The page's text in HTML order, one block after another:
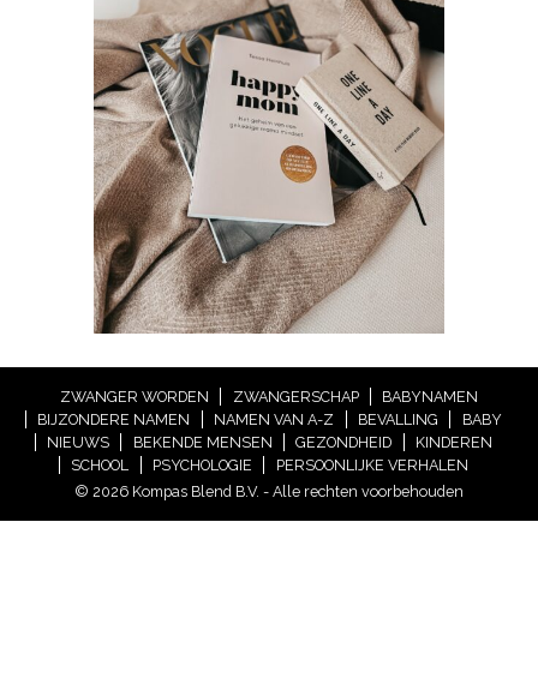
ZWANGER WORDEN ZWANGERSCHAP
BABYNAMEN
BIJZONDERE NAMEN
NAMEN VAN A-Z BEVALLING
BABY
NIEUWS
BEKENDE MENSEN GEZONDHEID
KINDEREN
SCHOOL
PSYCHOLOGIE
PERSOONLIJKE VERHALEN
© 2026 Kompas Blend B.V. - Alle rechten voorbehouden